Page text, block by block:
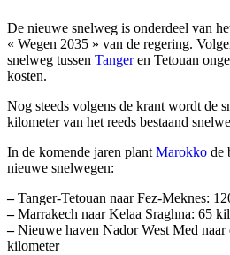
De nieuwe snelweg is onderdeel van
« Wegen 2035 » van de regering.
snelweg tussen Tangeren Tetouan
kosten.
Nog steeds volgens de krant wordt de
kilometer van het reeds bestaand
In de komende jaren plant Marokko de
nieuwe snelwegen:
–Tanger-Tetouan naar Fez-Meknes:
–Marrakech naar Kelaa Sraghna: 65
–Nieuwe haven Nador West Med naar
kilometer